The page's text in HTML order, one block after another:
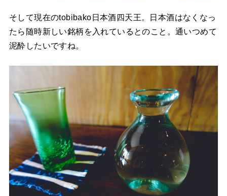
そして現在のtobibako日本酒四天王。日本酒はなくなっ
たら随時新しい銘柄を入れているとのこと。通いつめて
泥酔したいですね。